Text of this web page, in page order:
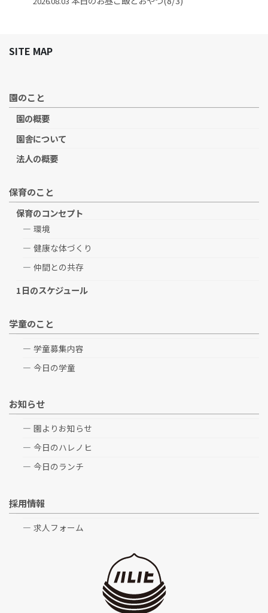
SITE MAP
園のこと
園の概要
園舎について
法人の概要
保育のこと
保育のコンセプト
環境
健康な体づくり
仲間との共存
1日のスケジュール
学童のこと
学童募集内容
今日の学童
お知らせ
園よりお知らせ
今日のハレノヒ
今日のランチ
採用情報
求人フォーム